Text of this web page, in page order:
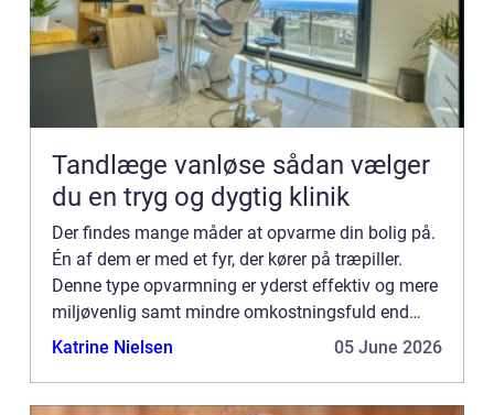
Tandlæge vanløse sådan vælger
du en tryg og dygtig klinik
Der findes mange måder at opvarme din bolig på.
Én af dem er med et fyr, der kører på træpiller.
Denne type opvarmning er yderst effektiv og mere
miljøvenlig samt mindre omkostningsfuld end
f.eks. et oliefyr. Når du fyrer med træpiller, er det
Katrine Nielsen 05 June 2026